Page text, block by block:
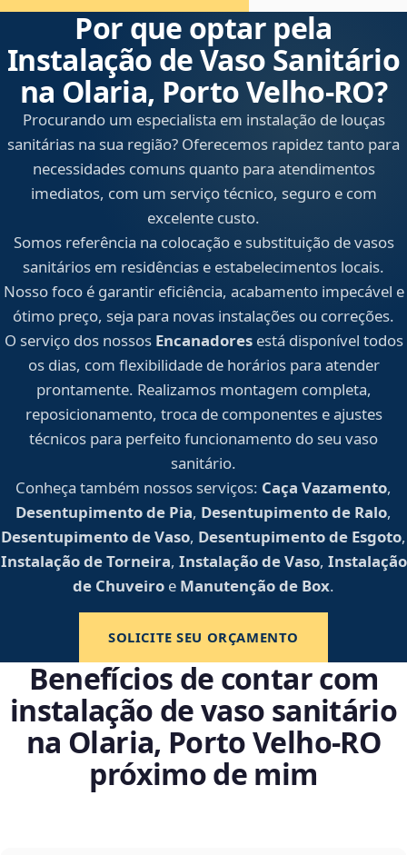
Por que optar pela
Instalação de Vaso Sanitário
na Olaria, Porto Velho‑RO?
Procurando um especialista em instalação de louças
sanitárias na sua região? Oferecemos rapidez tanto para
necessidades comuns quanto para atendimentos
imediatos, com um serviço técnico, seguro e com
excelente custo.
Somos referência na colocação e substituição de vasos
sanitários em residências e estabelecimentos locais.
Nosso foco é garantir eficiência, acabamento impecável e
ótimo preço, seja para novas instalações ou correções.
O serviço dos nossos Encanadoresestá disponível todos
os dias, com flexibilidade de horários para atender
prontamente. Realizamos montagem completa,
reposicionamento, troca de componentes e ajustes
técnicos para perfeito funcionamento do seu vaso
sanitário.
Conheça também nossos serviços: Caça Vazamento,
Desentupimento de Pia, Desentupimento de Ralo,
Desentupimento de Vaso, Desentupimento de Esgoto,
Instalação de Torneira, Instalação de Vaso, Instalação
de Chuveiro e Manutenção de Box.
SOLICITE SEU ORÇAMENTO
Benefícios de contar com
instalação de vaso sanitário
na Olaria, Porto Velho‑RO
próximo de mim